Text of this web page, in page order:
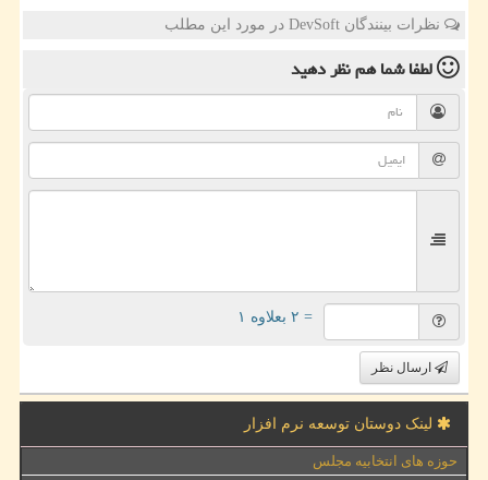
نظرات بینندگان DevSoft در مورد این مطلب
لطفا شما همنظر دهید
= ۲ بعلاوه ۱
ارسال نظر
لینک دوستان توسعه نرم افزار
حوزه های انتخابیه مجلس